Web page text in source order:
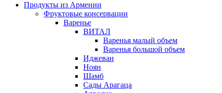
Продукты из Армении
Фруктовые консервации
Варенье
ВИТАЛ
Варенья малый объем
Варенья большой объем
Иджеван
Ноян
Шамб
Сады Арагаца